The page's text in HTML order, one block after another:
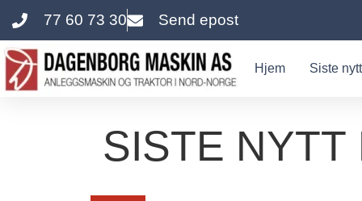
innholdet77 60 73 30 Send epost
Hjem Siste nytt
SISTE NYTT